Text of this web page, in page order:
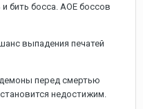
бить босса. АОЕ боссов
выпадения печатей
перед смертью
недостижим.